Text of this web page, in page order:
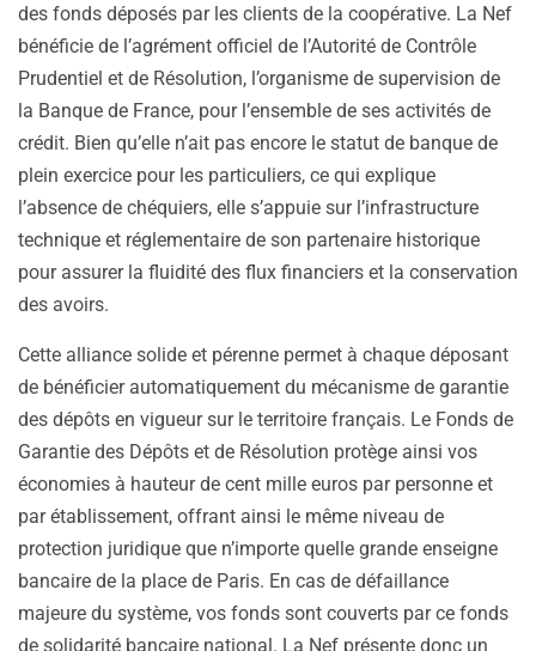
des fonds déposés par les clients de la coopérative. La Nef
bénéficie de l’agrément officiel de l’Autorité de Contrôle
Prudentiel et de Résolution, l’organisme de supervision de
la Banque de France, pour l’ensemble de ses activités de
crédit. Bien qu’elle n’ait pas encore le statut de banque de
plein exercice pour les particuliers, ce qui explique
l’absence de chéquiers, elle s’appuie sur l’infrastructure
technique et réglementaire de son partenaire historique
pour assurer la fluidité des flux financiers et la conservation
des avoirs.
Cette alliance solide et pérenne permet à chaque déposant
de bénéficier automatiquement du mécanisme de garantie
des dépôts en vigueur sur le territoire français. Le Fonds de
Garantie des Dépôts et de Résolution protège ainsi vos
économies à hauteur de cent mille euros par personne et
par établissement, offrant ainsi le même niveau de
protection juridique que n’importe quelle grande enseigne
bancaire de la place de Paris. En cas de défaillance
majeure du système, vos fonds sont couverts par ce fonds
de solidarité bancaire national. La Nef présente donc un